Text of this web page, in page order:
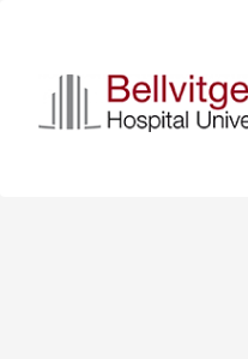
content